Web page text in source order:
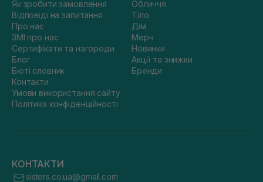
Як зробити замовлення
Відповіді на запитання
Про нас
ЗМІ про нас
Сертифікати та нагороди
Блог
Бюті словник
Контакти
Умови використання сайту
Політика конфіденційності
Обличчя
Тіло
Дім
Мерч
Новинки
Акції та знижки
Бренди
КОНТАКТИ
sisters.co.ua@gmail.com